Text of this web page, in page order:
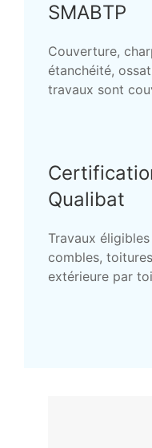
SMABTP
Couverture,
étanchéité,
travaux sont
Qualibat
Travaux
combles,
extérieure par